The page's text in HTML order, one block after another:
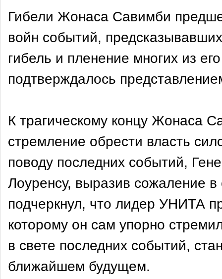
Гибели Жонаса Савимби
войн событий,
гибель и пленение многих из
подтверждалось
К трагическому концу Жонаса
стремление обрести власть
поводу последних событий,
Лоуренсу, выразив сожаление
подчеркнул, что лидер УНИТА
которому он сам упорно
в свете последних событий,
ближайшем будущем.